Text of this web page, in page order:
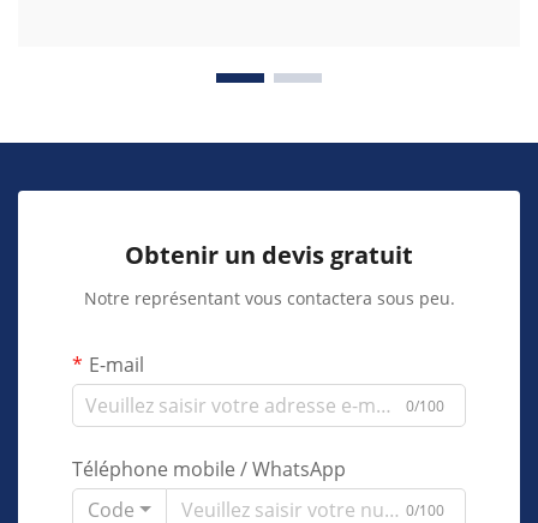
Obtenir un devis gratuit
Notre représentant vous contactera sous peu.
E-mail
0/100
Téléphone mobile / WhatsApp
Code
0/100